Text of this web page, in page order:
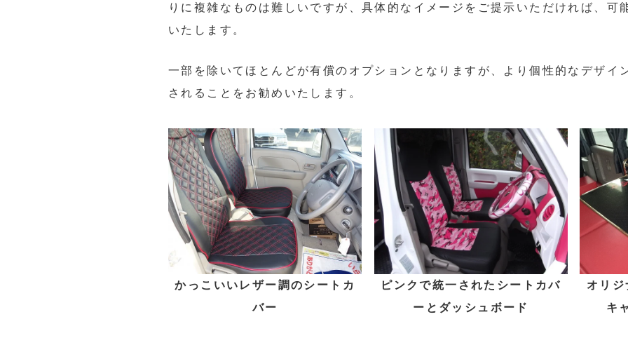
りに複雑なものは難しいですが、具体的なイメージをご提示いただければ、可
いたします。
一部を除いてほとんどが有償のオプションとなりますが、より個性的なデザイ
されることをお勧めいたします。
かっこいいレザー調のシートカ
バー
ピンクで統一されたシートカバ
ーとダッシュボード
オリ
キ